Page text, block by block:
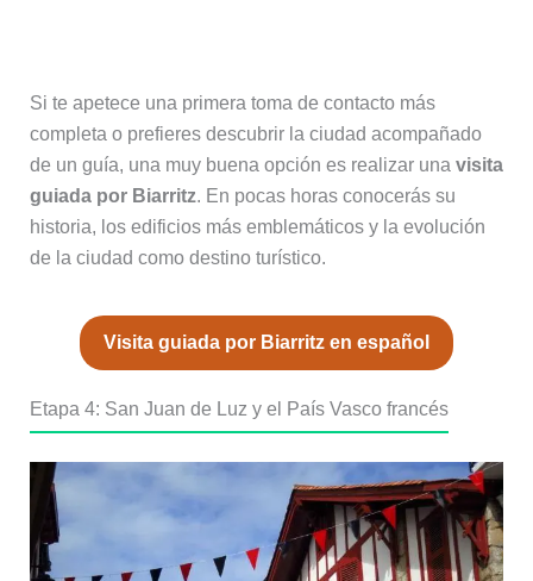
Si te apetece una primera toma de contacto más
completa o prefieres descubrir la ciudad acompañado
de un guía, una muy buena opción es realizar una visita
guiada por Biarritz. En pocas horas conocerás su
historia, los edificios más emblemáticos y la evolución
de la ciudad como destino turístico.
Visita guiada por Biarritz en español
Etapa 4: San Juan de Luz y el País Vasco francés